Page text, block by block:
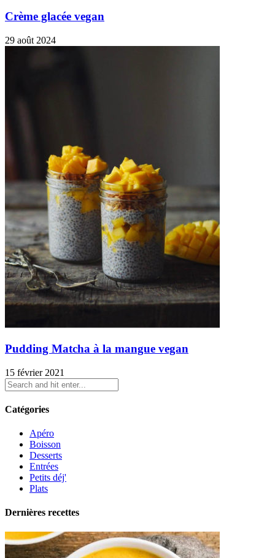
Crème glacée vegan
29 août 2024
Pudding Matcha à la mangue vegan
15 février 2021
Catégories
Apéro
Boisson
Desserts
Entrées
Petits déj'
Plats
Dernières recettes